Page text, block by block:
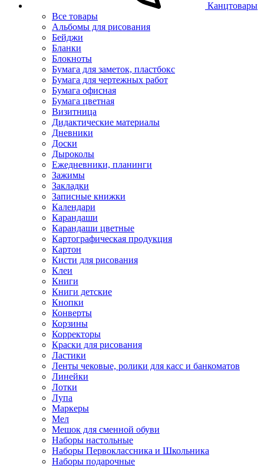
Канцтовары
Все товары
Альбомы для рисования
Бейджи
Бланки
Блокноты
Бумага для заметок, пластбокс
Бумага для чертежных работ
Бумага офисная
Бумага цветная
Визитница
Дидактические материалы
Дневники
Доски
Дыроколы
Ежедневники, планинги
Зажимы
Закладки
Записные книжки
Календари
Карандаши
Карандаши цветные
Картографическая продукция
Картон
Кисти для рисования
Клеи
Книги
Книги детские
Кнопки
Конверты
Корзины
Корректоры
Краски для рисования
Ластики
Ленты чековые, ролики для касс и банкоматов
Линейки
Лотки
Лупа
Маркеры
Мел
Мешок для сменной обуви
Наборы настольные
Наборы Первоклассника и Школьника
Наборы подарочные